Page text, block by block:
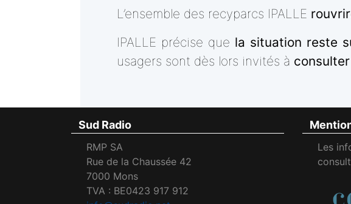
L’ensemble des recyparcs IPALLE
IPALLE précise que la situation reste
usagers sont dès lors invités à
Sud Radio
RMP SA
Rue de la Chaussée 42
7000 Mons
TVA : BE0423 917 912
Les